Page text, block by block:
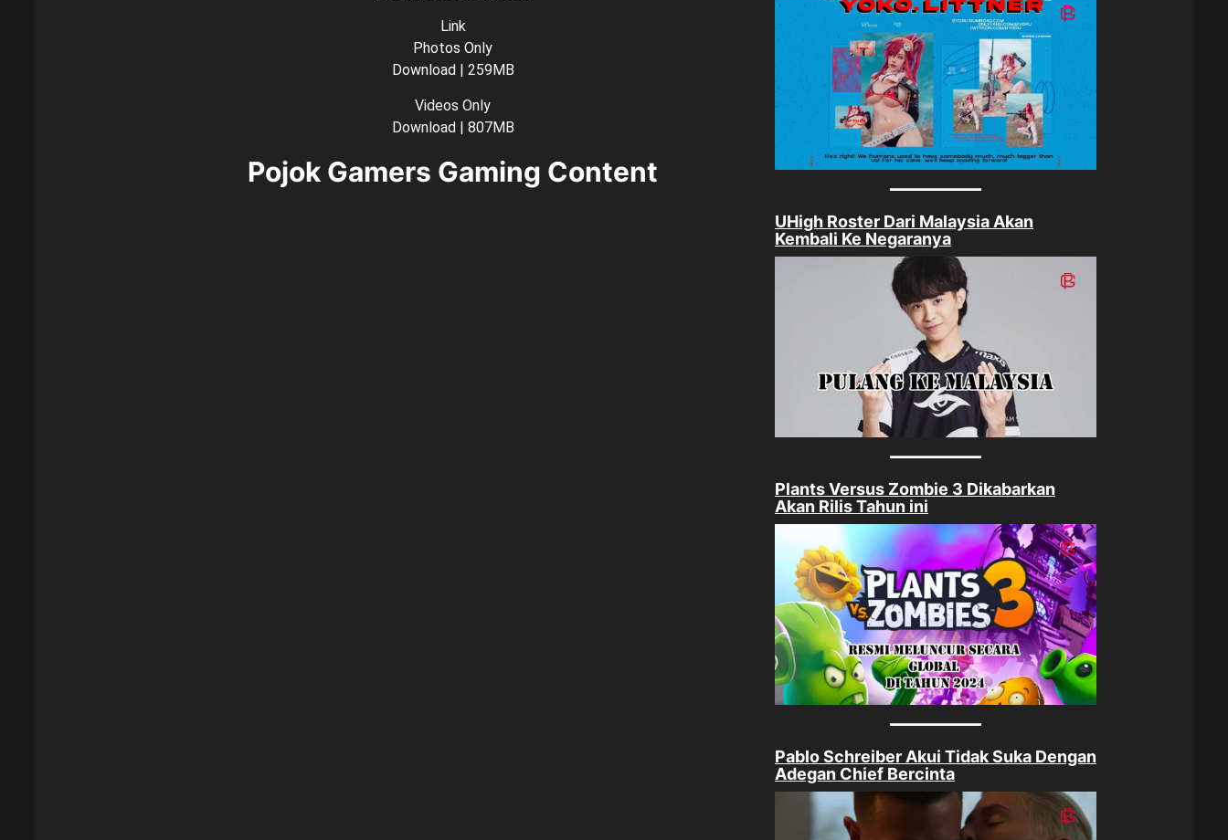
Link
Photos Only
Download| 259MB
Videos Only
Download| 807MB
Pojok Gamers Gaming Content
UHigh Roster Dari Malaysia Akan
Kembali Ke Negaranya
Plants Versus Zombie 3 Dikabarkan
Akan Rilis Tahun ini
Pablo Schreiber Akui Tidak Suka Dengan
Adegan Chief Bercinta